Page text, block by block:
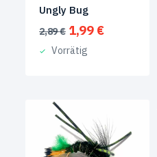
Ungly Bug
2,89€ Ursprünglicher
Preis
war:
1,99 €Aktueller
Vorrätig